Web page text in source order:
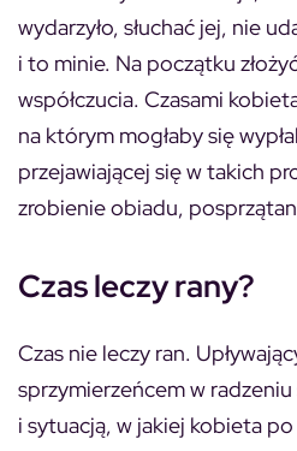
wydarzyło, słuchać jej, nie
i to minie. Na początku
współczucia. Czasami
na którym mogłaby się
przejawiającej się w takich
zrobienie obiadu,
Czas leczy rany?
Czas nie leczy ran.
sprzymierzeńcem w
i sytuacją, w jakiej kobieta